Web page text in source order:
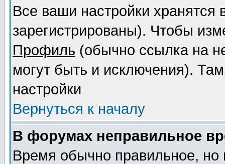
Все ваши настройки
зарегистрированы). Чтобы
Профиль (обычно ссылка на
могут быть и исключения).
настройки
Вернуться к началу
В форумах неправильное
Время обычно правильное,